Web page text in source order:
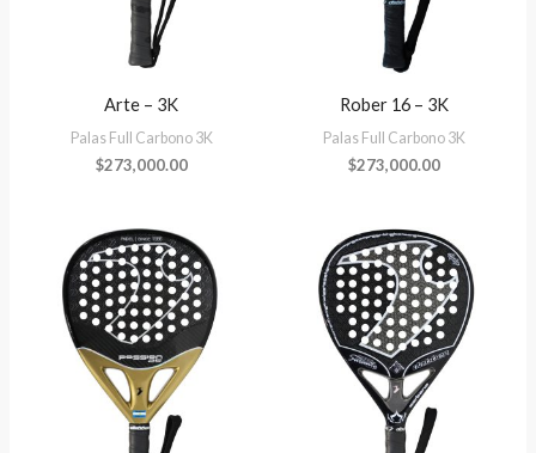
Arte – 3K
Palas Full Carbono 3K
$273,000.00
Rober 16 – 3K
Palas Full Carbono 3K
$273,000.00